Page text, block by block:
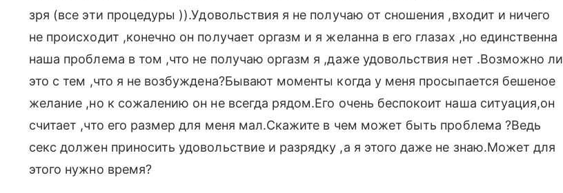
зря (все эти процедуры )).Удовольствия я не получаю от сношения ,входит и ничего
не происходит ,конечно он получает оргазм и я желанна в его глазах ,но единственна
наша проблема в том ,что не получаю оргазм я ,даже удовольствия нет .Возможно ли
это с тем ,что я не возбуждена?Бывают моменты когда у меня просыпается бешеное
желание ,но к сожалению он не всегда рядом.Его очень беспокоит наша ситуация,он
считает ,что его размер для меня мал.Скажите в чем может быть проблема ?Ведь
секс должен приносить удовольствие и разрядку ,а я этого даже не знаю.Может для
этого нужно время?